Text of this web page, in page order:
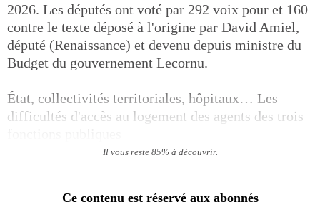
2026. Les députés ont voté par 292 voix pour et 160
contre le texte déposé à l'origine par David Amiel,
député (Renaissance) et devenu depuis ministre du
Budget du gouvernement Lecornu.
État, collectivités territoriales, hôpitaux… Les
difficultés d'accès au logement des agents des trois
Il vous reste 85% à découvrir.
Ce contenu est réservé aux abonnés